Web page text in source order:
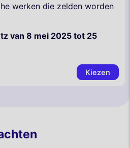
werken die zelden worden
van 8 mei 2025 tot 25
Kiezen